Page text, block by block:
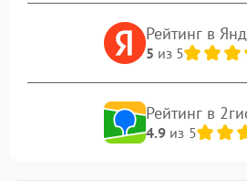
Рейтинг в
5 из 5
Рейтинг в
4.9из 5